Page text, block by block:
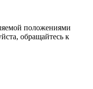
положениями
обращайтесь к